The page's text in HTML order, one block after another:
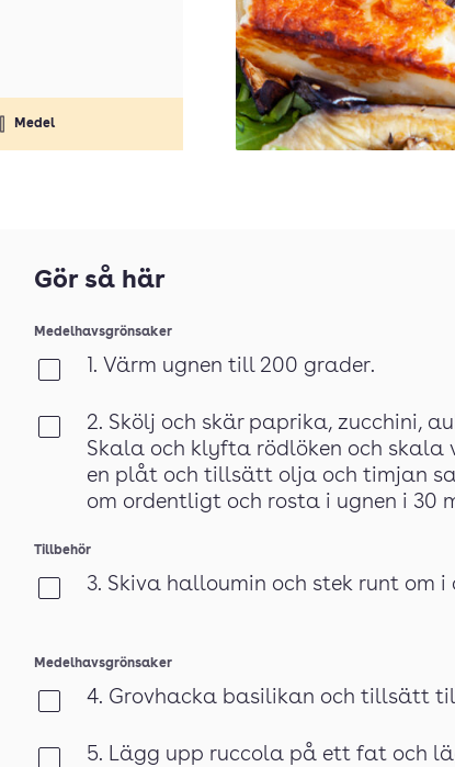
Medel
Gör så här
Medelhavsgrönsaker
1. Värm ugnen till 200 grader.
2. Skölj och skär paprika, zucchini,
Skala och klyfta rödlöken och
en plåt och tillsätt olja och timjan
om ordentligt och rosta i ugnen i 30
Tillbehör
3. Skiva halloumin och stek runt om i
Medelhavsgrönsaker
4. Grovhacka basilikan och tillsätt
5. Lägg upp ruccola på ett fat och